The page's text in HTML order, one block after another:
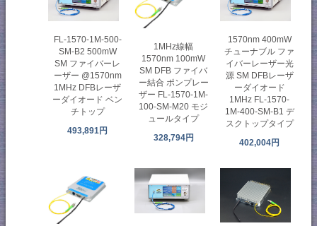
FL-1570-1M-500-
SM-B2 500mW
SM ファイバーレ
ーザー @1570nm
1MHz DFBレーザ
ーダイオード ベン
チトップ
493,891円
1MHz線幅
1570nm 100mW
SM DFB ファイバ
ー結合 ポンプレー
ザー FL-1570-1M-
100-SM-M20 モジ
ュールタイプ
328,794円
1570nm 400mW
チューナブル ファ
イバーレーザー光
源 SM DFBレーザ
ーダイオード
1MHz FL-1570-
1M-400-SM-B1 デ
スクトップタイプ
402,004円